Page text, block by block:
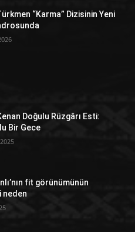
“Karma” Dizisinin Yeni
Doğulu Rüzgârı Esti:
Bir Gece
fit görünümünün
neden